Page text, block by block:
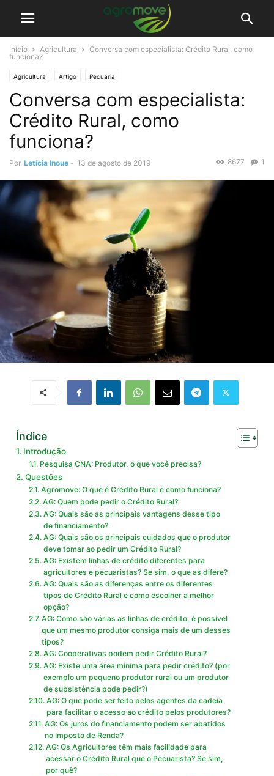
Início Agricultura
Conversa com especialista: Crédito Rural, como
funciona?
Agricultura Artigo Pecuária
Conversa com especialista:
Crédito Rural, como
funciona?
Por Letícia Inoue - 13 de agosto de 2019 1
8677
Índice
Introdução
Pesquisa CNA: Produtor, o que você precisa?
Questões
Agromove: O que é Crédito Rural e como funciona?
AG: Quem pode pedir o Crédito Rural?
AG: Quais são as principais vantagens desse tipo
de financiamento?
AG: Quais são os principais cuidados que o produtor
deve tomar ao pedir um Crédito Rural?
AG: Existem linhas de crédito diferentes para
agricultores e pecuaristas? Se sim, o que as difere?
AG: Quais são as diferenças entre os diferentes
tipos de Crédito Rural e como escolher a melhor
opção?
AG: Como são várias as linhas de crédito, é possível
que um mesmo produtor consiga mais de um desses
tipos?
AG: Cooperativas podem pedir Crédito Rural?
AG: Existe uma área mínima para pedir crédito? (por
exemplo um pequeno produtor rural ou um produtor
de subsistência pode pedir?)
AG: O que pode ser feito pelos agentes da cadeia
para facilitar o acesso ao crédito pelos produtores?
AG: Os juros do financiamento podem ser abatidos
no Imposto de Renda?
AG: Os Agricultores têm mais facilidade para
acessar o Crédito Rural que o Pecuarista? Se sim,
por quê?